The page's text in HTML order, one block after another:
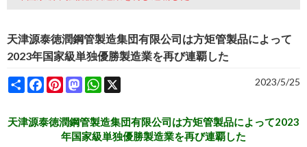
天津源泰徳潤鋼管製造集団有限公司は方矩管製品によって
2023年国家級単独優勝製造業を再び連覇した
ShareFacebookPinterestMastodonWhatsApp 2023/5/25
天津源泰徳潤鋼管製造集団有限公司は方矩管製品によって2023
年国家級単独優勝製造業を再び連覇した